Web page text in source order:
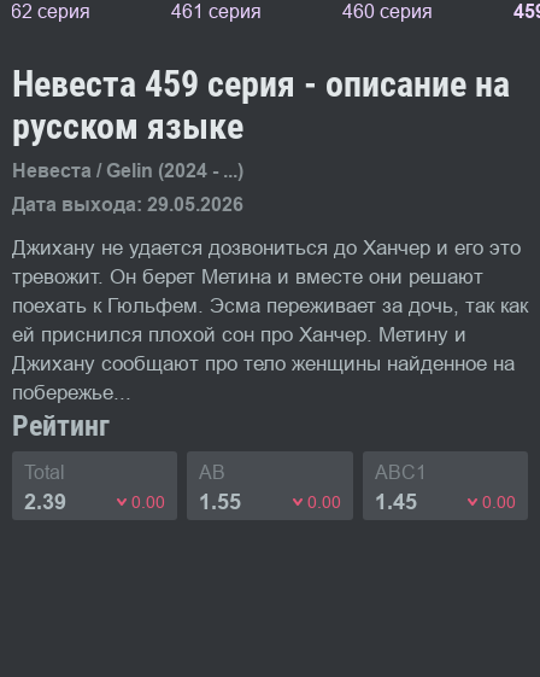
462 серия 461 серия 460 серия
Невеста 459 серия - описание на
русском языке
Невеста / Gelin (2024 - ...)
Дата выхода: 29.05.2026
Джихану не удается дозвониться до Ханчер и его это
тревожит. Он берет Метина и вместе они решают
поехать к Гюльфем. Эсма переживает за дочь, так как
ей приснился плохой сон про Ханчер. Метину и
Джихану сообщают про тело женщины найденное на
побережье...
Рейтинг
Total
2.39 0.00
AB
1.55 0.00
ABC1
1.45 0.00